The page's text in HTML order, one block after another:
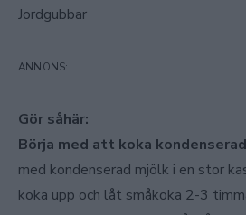
Jordgubbar
Gör såhär:
Börja med att koka
med kondenserad mjölk i en stor
koka upp och låt småkoka 2-3